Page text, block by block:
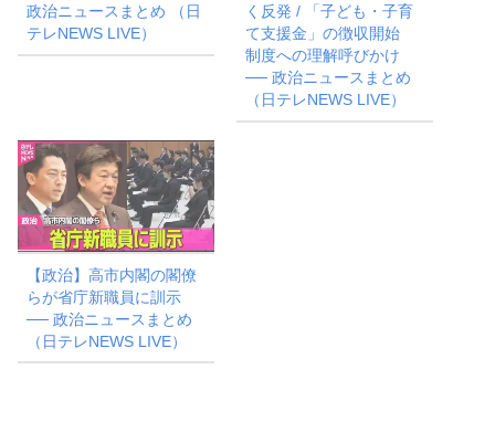
政治ニュースまとめ （日
テレNEWS LIVE）
く反発 / 「子ども・子育
て支援金」の徴収開始
制度への理解呼びかけ
── 政治ニュースまとめ
（日テレNEWS LIVE）
【政治】高市内閣の閣僚
らが省庁新職員に訓示
── 政治ニュースまとめ
（日テレNEWS LIVE）